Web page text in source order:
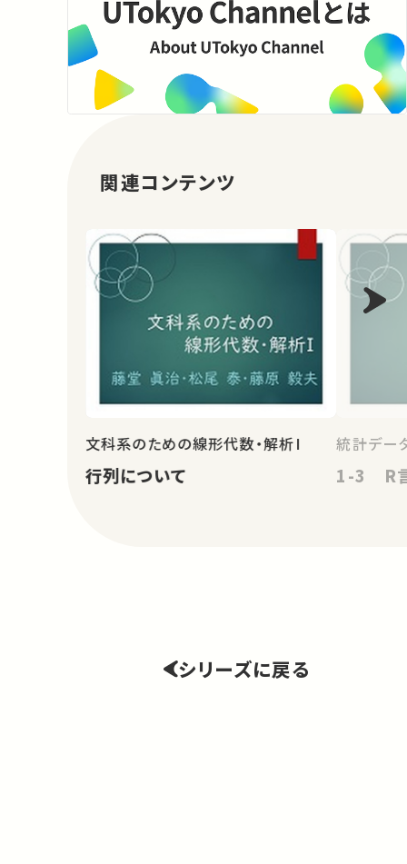
関連コンテンツ
文科系のための線形代数・解析I
行列について
統計デー
1-3 R
シリーズに戻る